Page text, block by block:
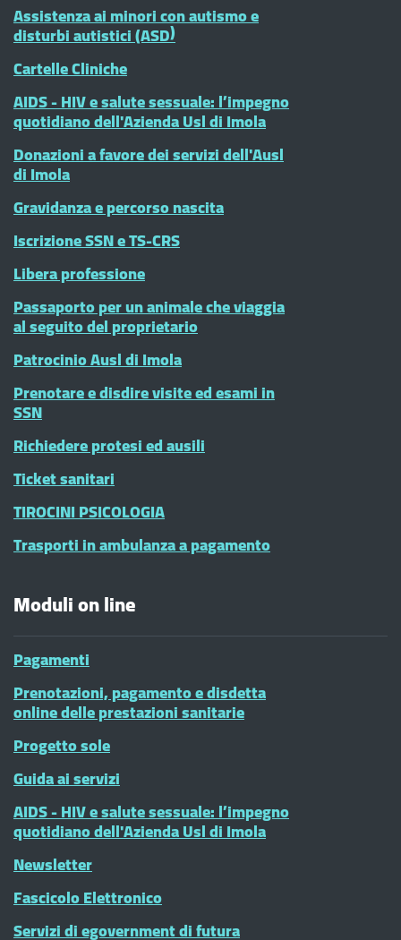
Assistenza ai minori con autismo e
disturbi autistici (ASD)
Cartelle Cliniche
AIDS - HIV e salute sessuale: l’impegno
quotidiano dell'Azienda Usl di Imola
Donazioni a favore dei servizi dell'Ausl
di Imola
Gravidanza e percorso nascita
Iscrizione SSN e TS-CRS
Libera professione
Passaporto per un animale che viaggia
al seguito del proprietario
Patrocinio Ausl di Imola
Prenotare e disdire visite ed esami in
SSN
Richiedere protesi ed ausili
Ticket sanitari
TIROCINI PSICOLOGIA
Trasporti in ambulanza a pagamento
Moduli on line
Pagamenti
Prenotazioni, pagamento e disdetta
online delle prestazioni sanitarie
Progetto sole
Guida ai servizi
AIDS - HIV e salute sessuale: l’impegno
quotidiano dell'Azienda Usl di Imola
Newsletter
Fascicolo Elettronico
Servizi di egovernment di futura